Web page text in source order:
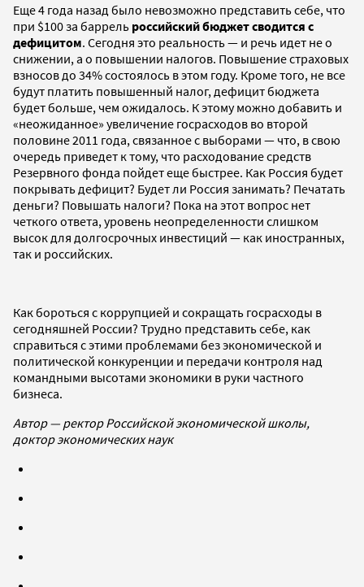
Еще 4 года назад было невозможно представить себе, что
при $100 за баррель российский бюджет сводится с
дефицитом. Сегодня это реальность — и речь идет не о
снижении, а о повышении налогов. Повышение страховых
взносов до 34% состоялось в этом году. Кроме того, не все
будут платить повышенный налог, дефицит бюджета
будет больше, чем ожидалось. К этому можно добавить и
«неожиданное» увеличение госрасходов во второй
половине 2011 года, связанное с выборами — что, в свою
очередь приведет к тому, что расходование средств
Резервного фонда пойдет еще быстрее. Как Россия будет
покрывать дефицит? Будет ли Россия занимать? Печатать
деньги? Повышать налоги? Пока на этот вопрос нет
четкого ответа, уровень неопределенности слишком
высок для долгосрочных инвестиций — как иностранных,
так и российских.
Как бороться с коррупцией и сокращать госрасходы в
сегодняшней России? Трудно представить себе, как
справиться с этими проблемами без экономической и
политической конкуренции и передачи контроля над
командными высотами экономики в руки частного
бизнеса.
Автор — ректор Российской экономической школы,
доктор экономических наук